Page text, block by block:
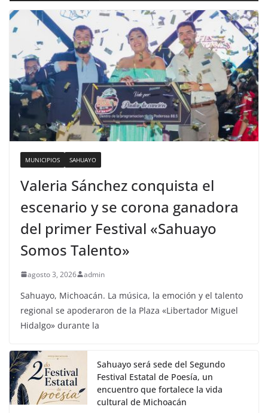
MUNICIPIOS SAHUAYO
Valeria Sánchez conquista el
escenario y se corona ganadora
del primer Festival «Sahuayo
Somos Talento»
agosto 3, 2026 admin
Sahuayo, Michoacán. La música, la emoción y el talento
regional se apoderaron de la Plaza «Libertador Miguel
Hidalgo» durante la
Sahuayo será sede del Segundo
Festival Estatal de Poesía, un
encuentro que fortalece la vida
cultural de Michoacán